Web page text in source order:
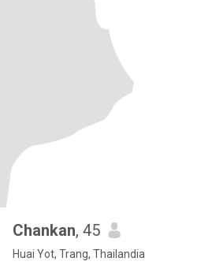
Chankan, 45
Huai Yot, Trang, Thailandia